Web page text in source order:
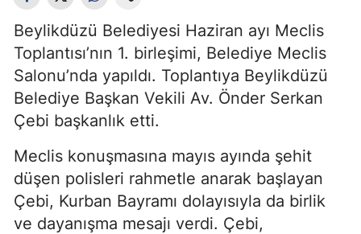
Beylikdüzü Belediyesi Haziran ayı Meclis
Toplantısı’nın 1. birleşimi, Belediye Meclis
Salonu’nda yapıldı. Toplantıya Beylikdüzü
Belediye Başkan Vekili Av. Önder Serkan
Çebi başkanlık etti.
Meclis konuşmasına mayıs ayında şehit
düşen polisleri rahmetle anarak başlayan
Çebi, Kurban Bayramı dolayısıyla da birlik
ve dayanışma mesajı verdi. Çebi,